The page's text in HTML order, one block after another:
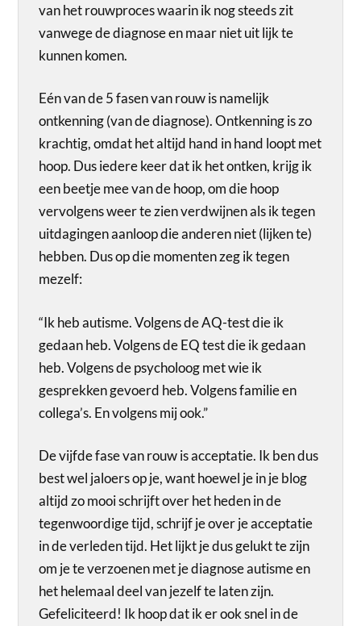
van het rouwproces waarin ik nog steeds zit
vanwege de diagnose en maar niet uit lijk te
kunnen komen.
Eén van de 5 fasen van rouw is namelijk
ontkenning (van de diagnose). Ontkenning is zo
krachtig, omdat het altijd hand in hand loopt met
hoop. Dus iedere keer dat ik het ontken, krijg ik
een beetje mee van de hoop, om die hoop
vervolgens weer te zien verdwijnen als ik tegen
uitdagingen aanloop die anderen niet (lijken te)
hebben. Dus op die momenten zeg ik tegen
mezelf:
“Ik heb autisme. Volgens de AQ-test die ik
gedaan heb. Volgens de EQ test die ik gedaan
heb. Volgens de psycholoog met wie ik
gesprekken gevoerd heb. Volgens familie en
collega’s. En volgens mij ook.”
De vijfde fase van rouw is acceptatie. Ik ben dus
best wel jaloers op je, want hoewel je in je blog
altijd zo mooi schrijft over het heden in de
tegenwoordige tijd, schrijf je over je acceptatie
in de verleden tijd. Het lijkt je dus gelukt te zijn
om je te verzoenen met je diagnose autisme en
het helemaal deel van jezelf te laten zijn.
Gefeliciteerd! Ik hoop dat ik er ook snel in de